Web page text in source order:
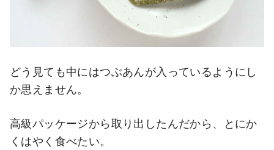
どう見ても中にはつぶあんが入っているようにし
か思えません。
高級パッケージから取り出したんだから、とにか
くはやく食べたい。